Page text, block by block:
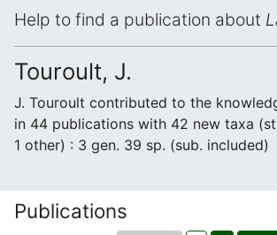
Help to find a publication about
Touroult, J.
J. Touroult contributed to the
in 44 publications with 42 new taxa
1 other) : 3 gen. 39 sp. (sub. included)
Publications